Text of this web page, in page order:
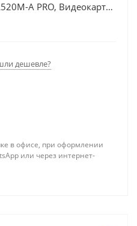
A PRO, Видеокарта
8Gb, Диски SSD
дешевле?
в офисе, при оформлении
или через интернет-